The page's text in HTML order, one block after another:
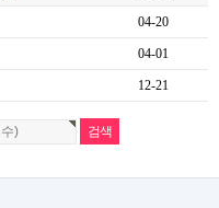
04-20
04-01
12-21